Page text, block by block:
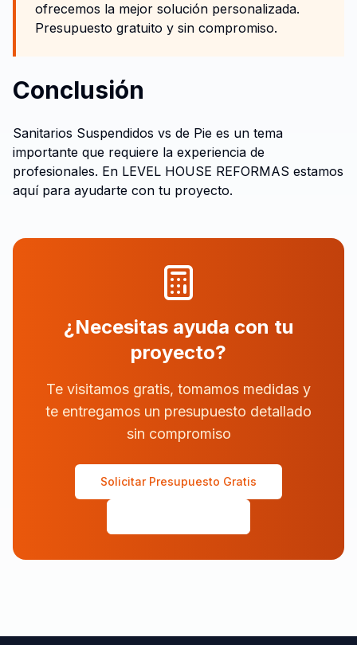
ofrecemos la mejor solución personalizada.
Presupuesto gratuito y sin compromiso.
Conclusión
Sanitarios Suspendidos vs de Pie es un tema
importante que requiere la experiencia de
profesionales. En LEVEL HOUSE REFORMAS estamos
aquí para ayudarte con tu proyecto.
¿Necesitas ayuda con tu
proyecto?
Te visitamos gratis, tomamos medidas y
te entregamos un presupuesto detallado
sin compromiso
Solicitar Presupuesto Gratis